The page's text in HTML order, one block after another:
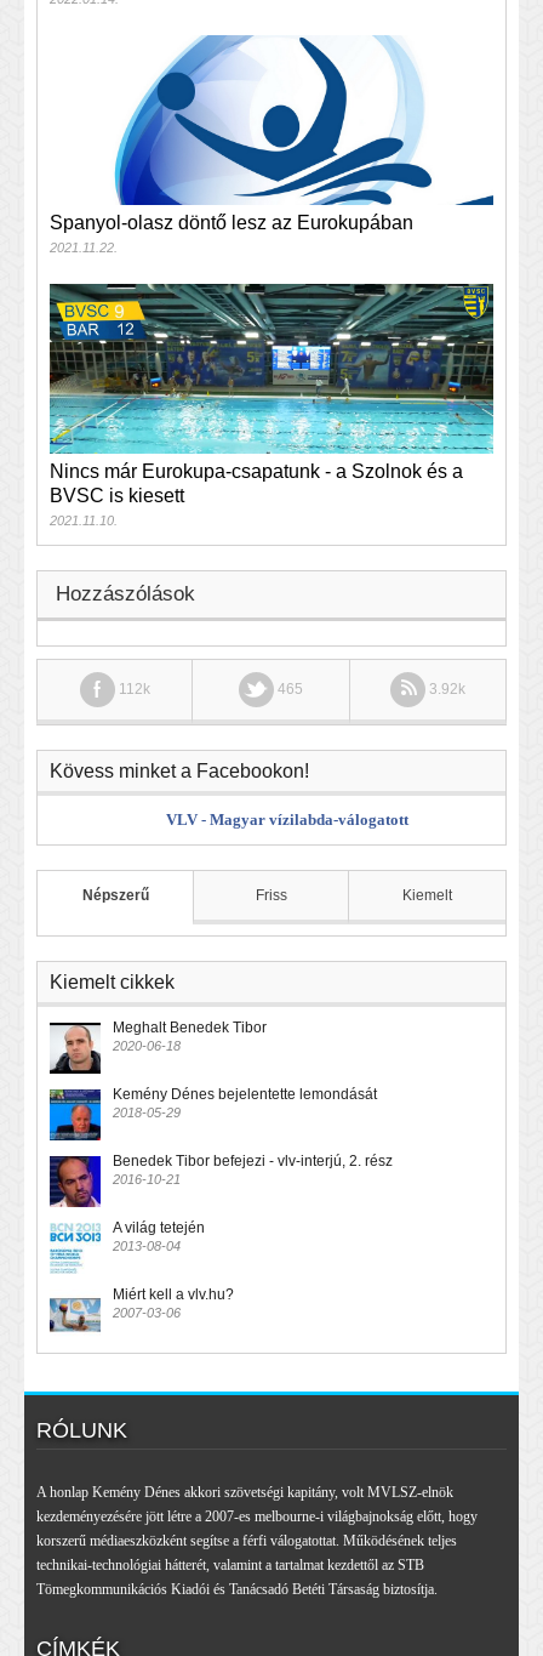
Spanyol-olasz döntő lesz az Eurokupában
2021.11.22.
Nincs már Eurokupa-csapatunk - a Szolnok és a
BVSC is kiesett
2021.11.10.
Hozzászólások
112k 465 3.92k
Kövess minket a Facebookon!
VLV - Magyar vízilabda-válogatott
Népszerű Friss Kiemelt
Kiemelt cikkek
Meghalt Benedek Tibor
2020-06-18
Kemény Dénes bejelentette lemondását
2018-05-29
Benedek Tibor befejezi - vlv-interjú, 2. rész
2016-10-21
A világ tetején
2013-08-04
Miért kell a vlv.hu?
2007-03-06
RÓLUNK
A honlap Kemény Dénes akkori szövetségi kapitány, volt MVLSZ-elnök
kezdeményezésére jött létre a 2007-es melbourne-i világbajnokság előtt, hogy
korszerű médiaeszközként segítse a férfi válogatottat. Működésének teljes
technikai-technológiai hátterét, valamint a tartalmat kezdettől az STB
Tömegkommunikációs Kiadói és Tanácsadó Betéti Társaság biztosítja.
CÍMKÉK